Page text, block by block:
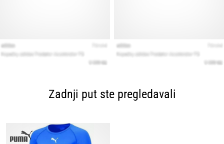
Zadnji put ste pregledavali